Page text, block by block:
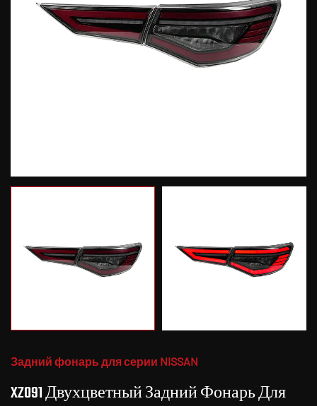
Задний фонарь для серии NISSAN
XZ091 Двухцветный Задний Фонарь Для